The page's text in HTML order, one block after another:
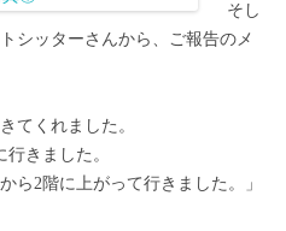
そし
シッターさんから、ご報告のメ
てくれました。
きました。
2階に上がって行きました。」